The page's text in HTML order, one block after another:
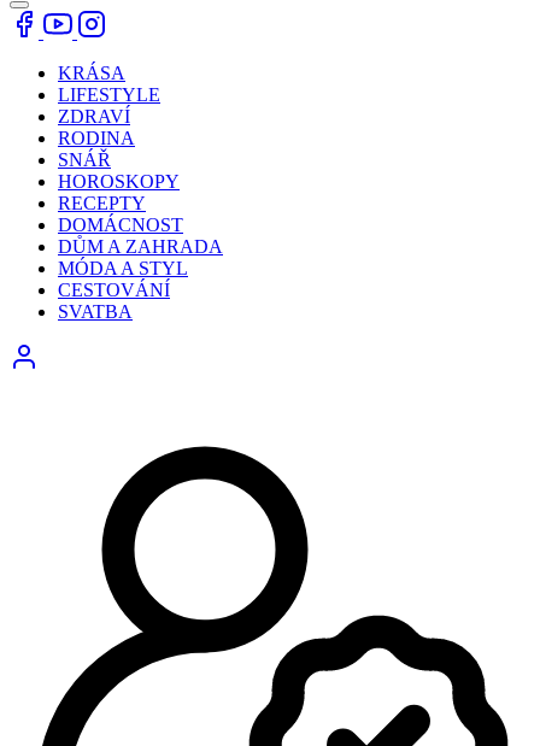
KRÁSA
LIFESTYLE
ZDRAVÍ
RODINA
SNÁŘ
HOROSKOPY
RECEPTY
DOMÁCNOST
DŮM A ZAHRADA
MÓDA A STYL
CESTOVÁNÍ
SVATBA